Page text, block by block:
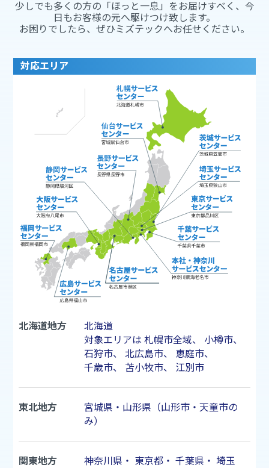
少しでも多くの方の「ほっと一息」をお届けすべく、今
日もお客様の元へ駆けつけ致します。
お困りでしたら、ぜひミズテックへお任せください。
対応エリア
北海道地方
北海道
対象エリアは 札幌市全域、 小樽市、
石狩市、 北広島市、 恵庭市、
千歳市、 苫小牧市、 江別市
東北地方
宮城県・山形県（山形市・天童市の
み）
関東地方 神奈川県 ・ 東京都・ 千葉県 ・ 埼玉